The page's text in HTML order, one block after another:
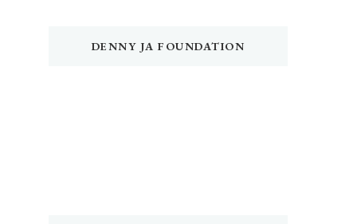
DENNY JA FOUNDATION